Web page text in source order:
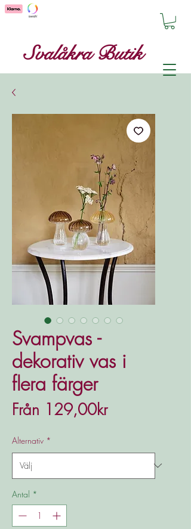
Svalåkra Butik
Svampvas -
dekorativ vas i
flera färger
Från 129,00krReapris
Alternativ *
Antal *